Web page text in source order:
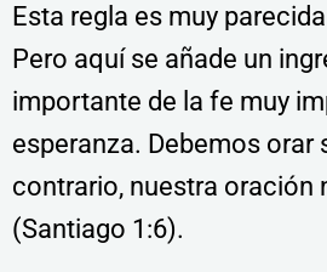
Esta regla es muy
Pero aquí se añade un
importante de la fe muy
esperanza. Debemos orar
contrario, nuestra oración
(Santiago 1:6).